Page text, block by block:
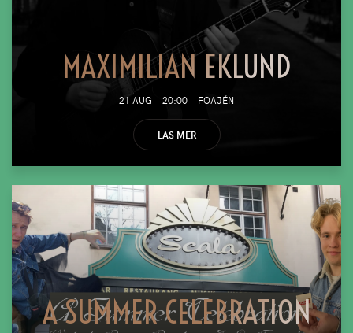
MAXIMILIAN EKLUND
21 AUG 20:00 FOAJÉN
LÄS MER
A SUMMER CELEBRATION